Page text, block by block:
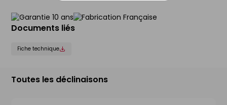
Documents liés
Fiche technique
Toutes les déclinaisons